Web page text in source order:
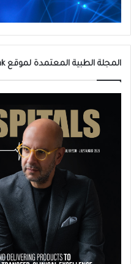
الأطباء إلى الأدوية
الكورتيكوستيرويدات
وتكون على شكل حقن
يمكن أن يصف الأطباء
حدثت الاكزيما جنبًا
بكتيرية. كما أن
تقلل من خطر الخدش
التسبب في النعاس، أو
الموضعية حيث يثبط
المناعة ويقلّل الإلتهاب.
المجلة الطبية المعتمدة لموقع So7tak